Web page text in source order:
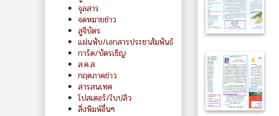
จุลสาร
จดหมายข่าว
สูจิบัตร
แผ่นพับ/เอกสารประชาสัมพันธ์
การ์ด/บัตรเชิญ
ส.ค.ส.
กฤตภาคข่าว
สารสนเทศ
โปสเตอร์/ใบปลิว
สิ่งพิมพ์อื่นๆ